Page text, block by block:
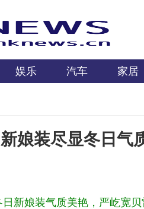
娱乐 汽车 家居
娘装尽显冬日气
新娘装气质美艳，严屹宽